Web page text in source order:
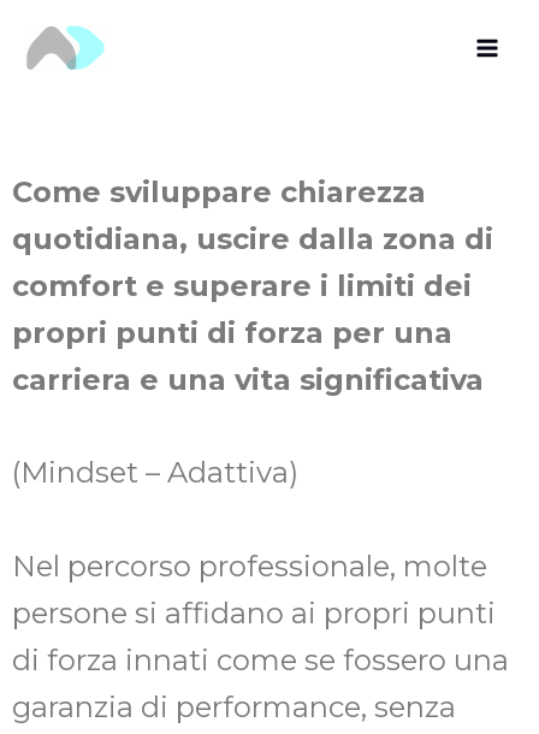
Come sviluppare chiarezza
quotidiana, uscire dalla zona di
comfort e superare i limiti dei
propri punti di forza per una
carriera e una vita significativa
(Mindset – Adattiva)
Nel percorso professionale, molte
persone si affidano ai propri punti
di forza innati come se fossero una
garanzia di performance, senza